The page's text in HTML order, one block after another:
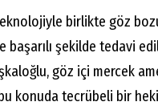
birlikte göz
başarılı şekilde tedavi
göz içi mercek
konuda tecrübeli bir